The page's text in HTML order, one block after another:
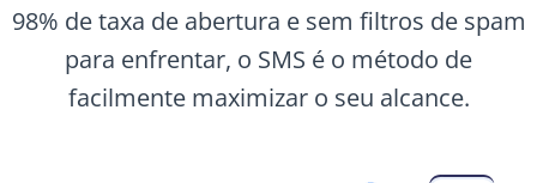
98% de taxa de abertura e sem filtros de spam
para enfrentar, o SMS é o método de
facilmente maximizar o seu alcance.